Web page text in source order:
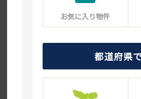
お気に入り物件
都道府県